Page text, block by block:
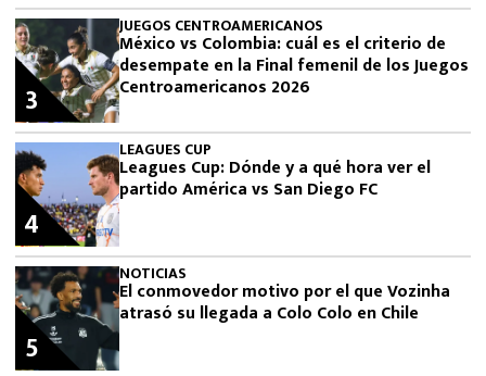
JUEGOS CENTROAMERICANOS
México vs Colombia: cuál es el criterio de
desempate en la Final femenil de los Juegos
Centroamericanos 2026
3
LEAGUES CUP
Leagues Cup: Dónde y a qué hora ver el
partido América vs San Diego FC
4
NOTICIAS
El conmovedor motivo por el que Vozinha
atrasó su llegada a Colo Colo en Chile
5